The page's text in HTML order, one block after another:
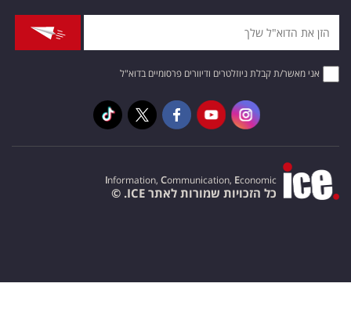
אני מאשר/ת קבלת ניוזלטרים ודיוורים פרסומיים בדוא"ל
Information, Communication, Economic
כל הזכויות שמורות לאתר ICE. ©